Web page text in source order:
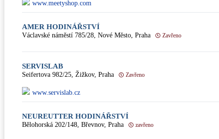
www.meetyshop.com
AMER HODINÁŘSTVÍ
Václavské náměstí 785/28, Nové Město, Praha Zavřeno
SERVISLAB
Seifertova 982/25, Žižkov, Praha Zavřeno
www.servislab.cz
NEUREUTTER HODINÁŘSTVÍ
Bělohorská 202/148, Břevnov, Praha zavřeno